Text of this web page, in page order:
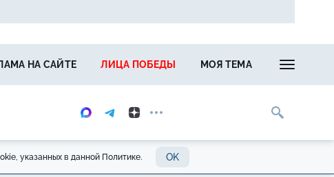
НА САЙТЕ ЛИЦА ПОБЕДЫ МОЯ ТЕМА
указанных в данной Политике. OK